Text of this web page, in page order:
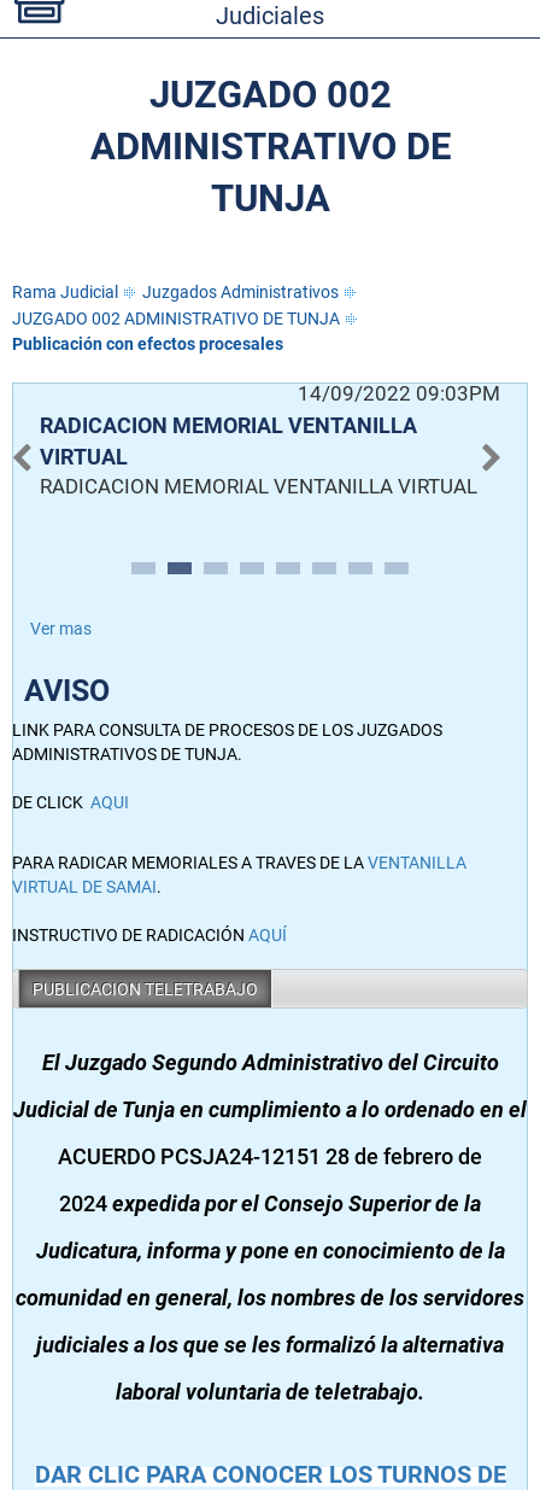
Judiciales
JUZGADO 002
ADMINISTRATIVO DE
TUNJA
Rama Judicial
Juzgados Administrativos
JUZGADO 002 ADMINISTRATIVO DE TUNJA
Publicación con efectos procesales
14/09/2022 09:03PM
RADICACION MEMORIAL VENTANILLA
VIRTUAL
RADICACION MEMORIAL VENTANILLA VIRTUAL
Ver mas
AVISO
LINK PARA CONSULTA DE PROCESOS DE LOS JUZGADOS
ADMINISTRATIVOS DE TUNJA.
DE CLICK AQUI
PARA RADICAR MEMORIALES A TRAVES DE LAVENTANILLA
VIRTUAL DE SAMAI.
INSTRUCTIVO DE RADICACIÓN AQUÍ
PUBLICACION TELETRABAJO
El Juzgado Segundo Administrativo del Circuito
Judicial de Tunja en cumplimiento a lo ordenado en el
ACUERDO PCSJA24-12151 28 de febrero de
2024expedida por el Consejo Superior de la
Judicatura, informa y pone en conocimiento de la
comunidad en general, los nombres de los servidores
judiciales a los que se les formalizó la alternativa
laboral voluntaria de teletrabajo.
DAR CLIC PARA CONOCER LOS TURNOS DE